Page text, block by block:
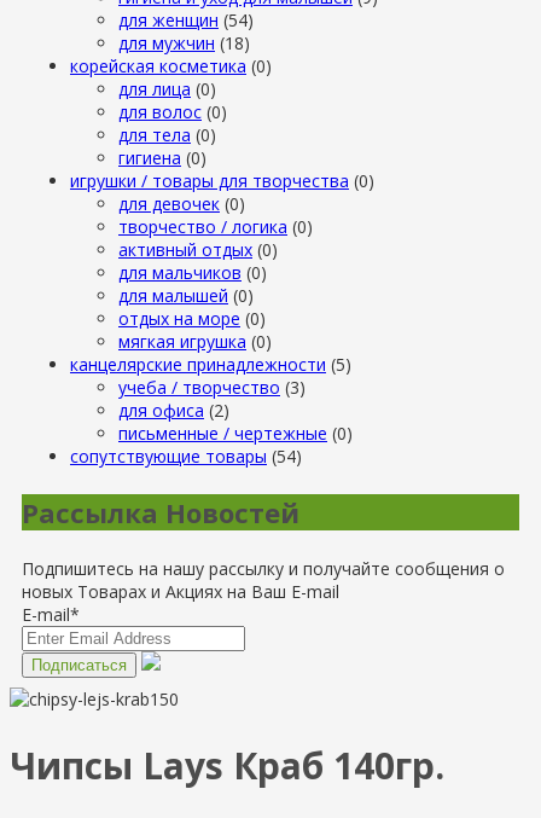
для женщин (54)
для мужчин (18)
корейская косметика (0)
для лица (0)
для волос (0)
для тела (0)
гигиена (0)
игрушки / товары для творчества (0)
для девочек (0)
творчество / логика (0)
активный отдых (0)
для мальчиков (0)
для малышей (0)
отдых на море (0)
мягкая игрушка (0)
канцелярские принадлежности (5)
учеба / творчество (3)
для офиса (2)
письменные / чертежные (0)
сопутствующие товары (54)
Рассылка Новостей
Подпишитесь на нашу рассылку и получайте сообщения о
новых Товарах и Акциях на Ваш E-mail
E-mail*
Чипсы Lays Краб 140гр.